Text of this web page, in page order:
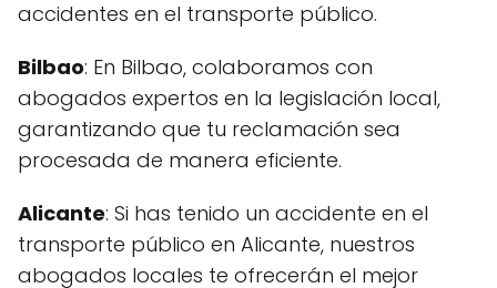
accidentes en el transporte público.
Bilbao: En Bilbao, colaboramos con
abogados expertos en la legislación local,
garantizando que tu reclamación sea
procesada de manera eficiente.
Alicante: Si has tenido un accidente en el
transporte público en Alicante, nuestros
abogados locales te ofrecerán el mejor